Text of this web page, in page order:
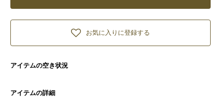
お気に入りに登録する
アイテムの空き状況
アイテムの詳細